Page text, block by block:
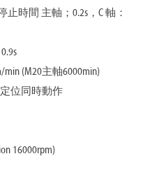
時間 主軸；0.2s，C 軸：
(M20主軸6000min)
位同時動作
16000rpm)